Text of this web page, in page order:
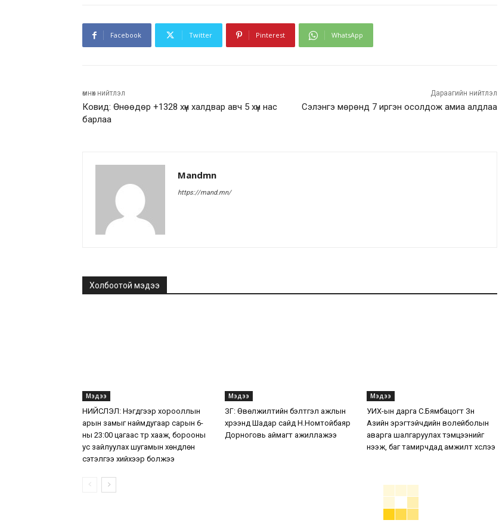
Facebook Twitter Pinterest WhatsApp
өмнөх нийтлэл
Ковид: Өнөөдөр +1328 хүн халдвар авч 5 хүн нас
барлаа
Дараагийн нийтлэл
Сэлэнгэ мөрөнд 7 иргэн осолдож амиа алдлаа
Mandmn
https://mand.mn/
Холбоотой мэдээ
Мэдээ
НИЙСЛЭЛ: Нэгдүгээр хорооллын
арын замыг наймдугаар сарын 6-
ны 23:00 цагаас түр хааж, борооны
ус зайлуулах шугамын хөндлөн
сэтэлгээ хийхээр болжээ
Мэдээ
ЗГ: Өвөлжилтийн бэлтгэл ажлын
хүрээнд Шадар сайд Н.Номтойбаяр
Дорноговь аймагт ажиллажээ
Мэдээ
УИХ-ын дарга С.Бямбацогт Зүүн
Азийн эрэгтэйчүүдийн волейболын
аварга шалгаруулах тэмцээнийг
нээж, баг тамирчдад амжилт хүслээ